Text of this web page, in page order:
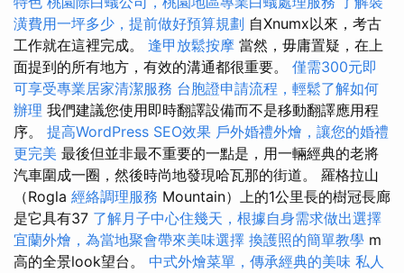
潢費用一坪多少，提前做好預算規劃 自Xnumx以來，考古
工作就在這裡完成。 逢甲放鬆按摩 當然，毋庸置疑，在上
面提到的所有地方，有效的溝通都很重要。 僅需300元即
可享受專業居家清潔服務 台胞證申請流程，輕鬆了解如何
辦理 我們建議您使用即時翻譯設備而不是移動翻譯應用程
序。 提高WordPress SEO效果 戶外婚禮外燴，讓您的婚禮
更完美 最後但並非最不重要的一點是，用一輛經典的老將
汽車圍成一圈，然後時尚地發現哈瓦那的街道。 羅格拉山
（Rogla 經絡調理服務 Mountain）上的1公里長的樹冠長廊
是它具有37 了解月子中心住幾天，根據自身需求做出選擇
宜蘭外燴，為當地聚會帶來美味選擇 換護照的簡單教學 m
高的全景look望台。 中式外燴菜單，傳承經典的美味 私人